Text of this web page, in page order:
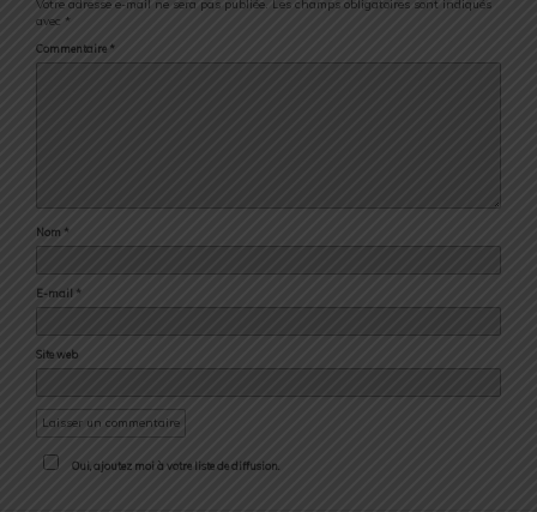
Votre adresse e-mail ne sera pas publiée. Les champs obligatoires sont indiqués
avec *
Commentaire *
Nom *
E-mail *
Site web
Oui, ajoutez moi à votre liste de diffusion.